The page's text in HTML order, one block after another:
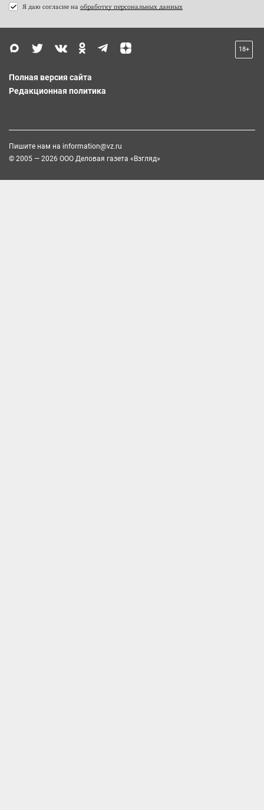
Я даю согласие на обработку персональных данных
18+
Полная версия сайта
Редакционная политика
Пишите нам на information@vz.ru
© 2005 — 2026 ООО Деловая газета «Взгляд»